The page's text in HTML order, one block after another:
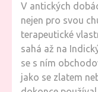
V antických
nejen pro svou
terapeutické
sahá až na
se s ním
jako se zlatem